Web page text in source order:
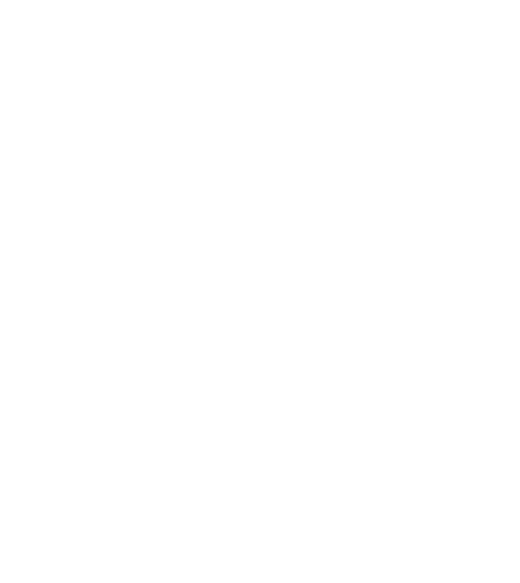
Str. 4, 68229 Mannheim, Deutschland, Info@mycybergroup.com,
finden Sie